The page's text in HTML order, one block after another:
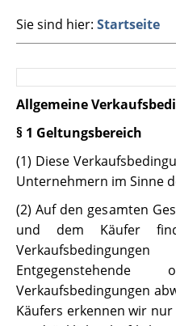
Sie sind hier: Startseite
Allgemeine
§ 1 Geltungsbereich
(1) Diese
Unternehmern im Sinne
(2) Auf den gesamten
und dem Käufer
Verkaufsbedingungen
Käufers erkennen wir